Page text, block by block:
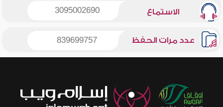
الاستماع 3095002690
عدد مرات الحفظ 839699757